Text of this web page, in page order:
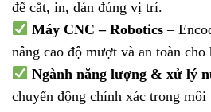
để cắt, in, dán đúng vị trí.
Máy CNC – Robotics –
nâng cao độ mượt và an toàn cho
Ngành năng lượng & xử lý
chuyển động chính xác trong